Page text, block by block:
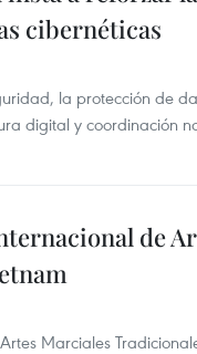
cibernéticas
la protección de
digital y coordinación
de
Marciales